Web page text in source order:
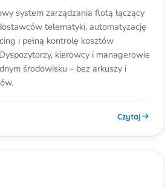
system zarządzania flotą łączący
telematyki, automatyzację
i pełną kontrolę kosztów
kierowcy i managerowie
środowisku – bez arkuszy i
Czytaj